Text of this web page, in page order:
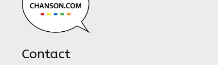
Contact